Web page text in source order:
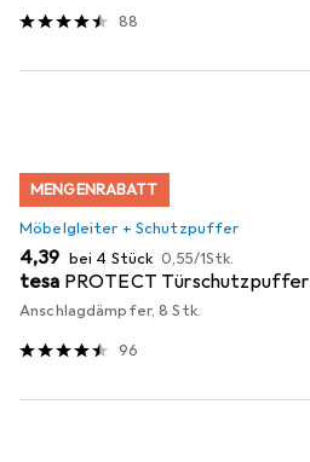
88
MENGENRABATT
Möbelgleiter + Schutzpuffer
EUR
4,39 bei 4 Stück EUR
0,55/1Stk.
tesa PROTECT Türschutzpuffer
Anschlagdämpfer, 8 Stk.
96